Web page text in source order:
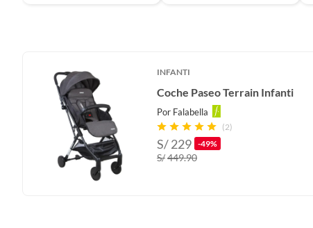
INFANTI
Coche Paseo Terrain Infanti
Por Falabella
(2)
S/229 -49%
S/449.90